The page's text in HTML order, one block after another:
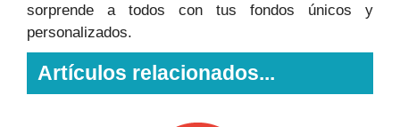
sorprende a todos con tus fondos únicos y
personalizados.
Artículos relacionados...